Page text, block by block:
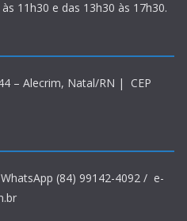
11h30 e das 13h30 às 17h30.
– Alecrim, Natal/RN | CEP
(84) 99142-4092 / e-